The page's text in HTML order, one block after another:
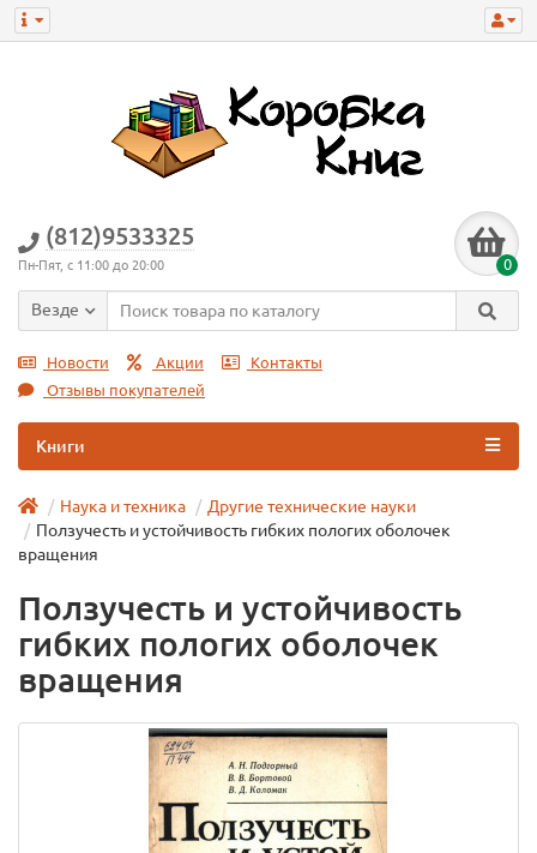
(812)9533325
Пн-Пят, с 11:00 до 20:00 0
Везде
Новости Акции
Контакты
Отзывы покупателей
Книги
Наука и техника
Другие технические науки
Ползучесть и устойчивость гибких пологих оболочек
вращения
Ползучесть и устойчивость
гибких пологих оболочек
вращения